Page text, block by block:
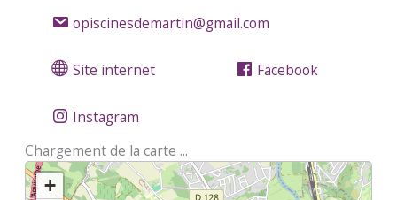
opiscinesdemartin@gmail.com
Site internet Facebook
Instagram
Chargement de la carte ...
+